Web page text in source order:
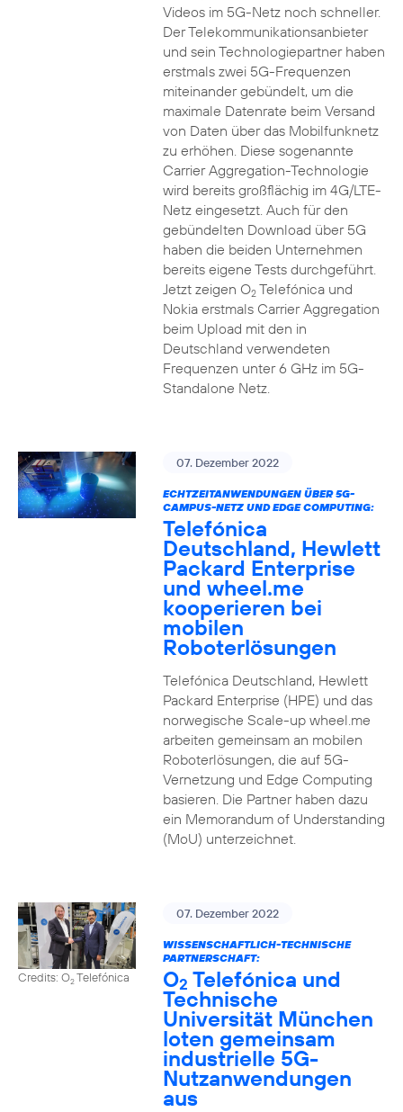
Videos im 5G-Netz noch schneller.
Der Telekommunikationsanbieter
und sein Technologiepartner haben
erstmals zwei 5G-Frequenzen
miteinander gebündelt, um die
maximale Datenrate beim Versand
von Daten über das Mobilfunknetz
zu erhöhen. Diese sogenannte
Carrier Aggregation-Technologie
wird bereits großflächig im 4G/LTE-
Netz eingesetzt. Auch für den
gebündelten Download über 5G
haben die beiden Unternehmen
bereits eigene Tests durchgeführt.
Jetzt zeigen O2Telefónica und
Nokia erstmals Carrier Aggregation
beim Upload mit den in
Deutschland verwendeten
Frequenzen unter 6 GHz im 5G-
Standalone Netz.
07. Dezember 2022
ECHTZEITANWENDUNGEN ÜBER 5G-
CAMPUS-NETZ UND EDGE COMPUTING:
Telefónica
Deutschland, Hewlett
Packard Enterprise
und wheel.me
kooperieren bei
mobilen
Roboterlösungen
Telefónica Deutschland, Hewlett
Packard Enterprise (HPE) und das
norwegische Scale-up wheel.me
arbeiten gemeinsam an mobilen
Roboterlösungen, die auf 5G-
Vernetzung und Edge Computing
basieren. Die Partner haben dazu
ein Memorandum of Understanding
(MoU) unterzeichnet.
Credits: O2Telefónica
07. Dezember 2022
WISSENSCHAFTLICH-TECHNISCHE
PARTNERSCHAFT:
O2 Telefónica und
Technische
Universität München
loten gemeinsam
industrielle 5G-
Nutzanwendungen
aus